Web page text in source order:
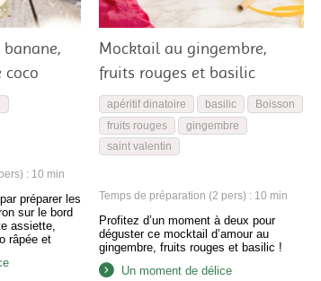
coco
: 10 min
préparer les
sur le bord
assiette,
râpée et
citronné
Dans
Mocktail au gingembre,
fruits rouges et basilic
apéritif dinatoire basilic
Boisson
fruits rouges
gingembre
saint valentin
Temps de préparation (2 pers) : 10 min
Profitez d’un moment à deux pour
déguster ce mocktail d’amour au
gingembre, fruits rouges et basilic !
Un moment de délice